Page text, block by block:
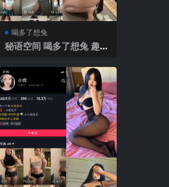
喝多了想兔
秘语空间 喝多了想兔 趣岛
25年最新完整版